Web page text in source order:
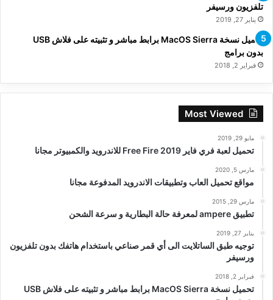
تلفزيون ورسيفر
يناير 27, 2019
تحميل نسخة MacOS Sierra برابط مباشر و تثبيته على فلاش USB
بدون برامج
فبراير 2, 2018
Most Viewed
مايو 29, 2019
تحميل لعبة فري فاير Free Fire 2019 للاندرويد والكمبيوتر مجانا
مارس 5, 2020
مواقع تحميل العاب وتطبيقات الاندرويد المدفوعة مجانا
مارس 29, 2015
تطبيق ampere لمعرفة حالة البطارية و سرعة الشحن
يناير 27, 2019
توجيه طبق الساتلايت الى أي قمر صناعي باستخدام هاتفك بدون تلفزيون
ورسيفر
فبراير 2, 2018
تحميل نسخة MacOS Sierra برابط مباشر و تثبيته على فلاش USB